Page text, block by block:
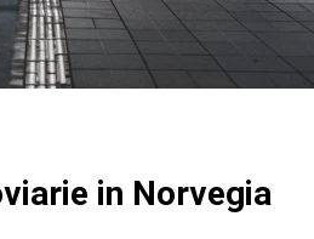
in Norvegia